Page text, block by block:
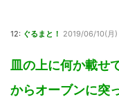
12: ぐるまと！ 2019/06/10(月
皿の上に何か載せ
からオーブンに突